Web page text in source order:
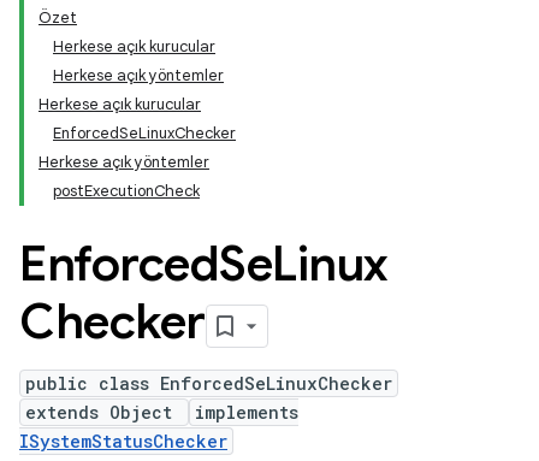
Özet
Herkese açık kurucular
Herkese açık yöntemler
Herkese açık kurucular
EnforcedSeLinuxChecker
Herkese açık yöntemler
postExecutionCheck
EnforcedSeLinux
Checker
public class EnforcedSeLinuxChecker
extends Object
implements
ISystemStatusChecker